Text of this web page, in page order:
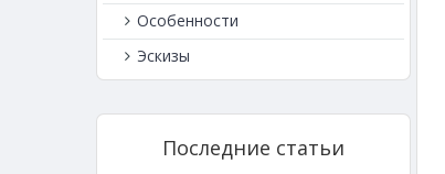
Особенности
Эскизы
Последние статьи